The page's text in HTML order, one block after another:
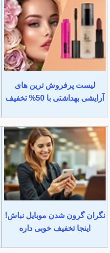
لیست پرفروش ترین های
آرایشی بهداشتی با 50% تخفیف
نگران گرون شدن موبایل نباش!
اینجا تخفیف خوبی داره